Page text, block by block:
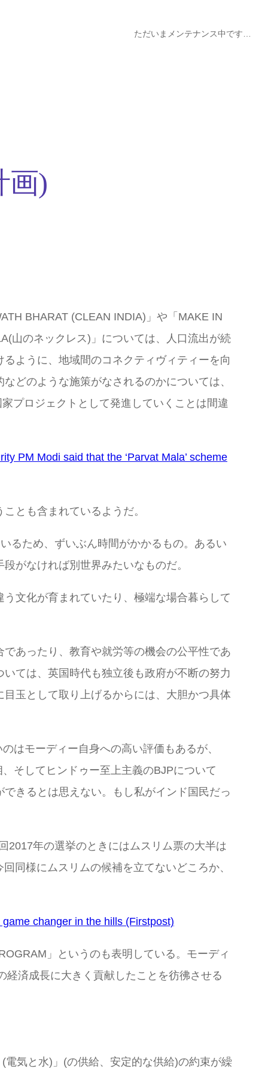
ただいまメンテナンス中です…
画)
BHARAT (CLEAN INDIA)」や「MAKE IN
山のネックレス)」については、人口流出が続
ように、地域間のコネクティヴィティーを向
どのような施策がなされるのかについては、
プロジェクトとして発進していくことは間違
PM Modi said that the ‘Parvat Mala’ scheme
とも含まれているようだ。
るため、ずいぶん時間がかかるもの。あるい
がなければ別世界みたいなものだ。
文化が育まれていたり、極端な場合暮らして
あったり、教育や就労等の機会の公平性であ
ては、英国時代も独立後も政府が不断の努力
玉として取り上げるからには、大胆かつ具体
はモーディー自身への高い評価もあるが、
そしてヒンドゥー至上主義のBJPについて
きるとは思えない。もし私がインド国民だっ
2017年の選挙のときにはムスリム票の大半は
同様にムスリムの候補を立てないどころか、
changer in the hills (Firstpost)
」というのも表明している。モーディ
済成長に大きく貢献したことを彷彿させる
気と水)」(の供給、安定的な供給)の約束が繰